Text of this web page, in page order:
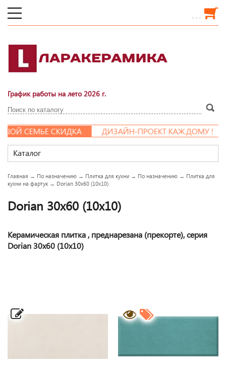
. . .
График работы на лето 2026 г.
СЕМЬЕ СКИДКА
ДИЗАЙН-ПРОЕКТ КАЖДОМУ !
Каталог
Главная → По назначению → Плитка для кухни → По назначению → Плитка для
кухни на фартук → Dorian 30x60 (10x10)
Dorian 30x60 (10x10)
Керамическая плитка , преднарезана (прекорте), серия
Dorian 30x60 (10x10)